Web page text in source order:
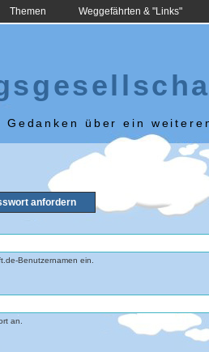
Themen Weggefährten & "Links"
über ein
anfordern
Benutzernamen ein.
an.